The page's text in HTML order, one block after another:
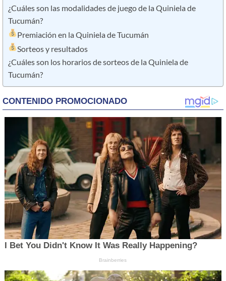
¿Cuáles son las modalidades de juego de la Quiniela de
Tucumán?
Premiación en la Quiniela de Tucumán
Sorteos y resultados
¿Cuáles son los horarios de sorteos de la Quiniela de
Tucumán?